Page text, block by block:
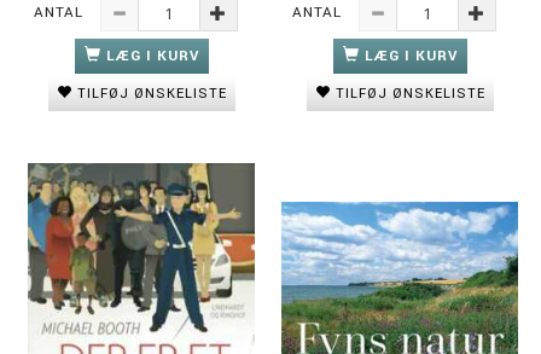
ANTAL
LÆG I KURV
TILFØJ ØNSKELISTE
ANTAL
LÆG I KURV
TILFØJ ØNSKELISTE